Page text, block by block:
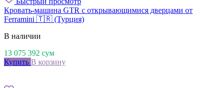
Кровать-машина GTR с открывающимися дверцами от
Ferramini 🇹🇷 (Турция)
В наличии
13 075 392 сум
Купить В корзину